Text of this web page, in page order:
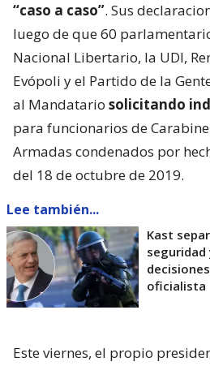
“caso a caso”. Sus
luego de que 60
Nacional Libertario, la UDI,
Evópoli y el Partido de la
al Mandatario solicitando
para funcionarios de
Armadas condenados por
del 18 de octubre de 2019.
Lee también...
Kast
oficialista
Este viernes, el propio